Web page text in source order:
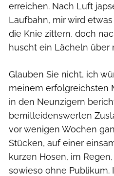
erreichen. Nach Luft
Laufbahn, mir wird
die Knie zittern, doch
huscht ein Lächeln über
Glauben Sie nicht, ich
meinem erfolgreichsten
in den Neunzigern
bemitleidenswerten
vor wenigen Wochen
Stücken, auf einer
kurzen Hosen, im
sowieso ohne Publikum.